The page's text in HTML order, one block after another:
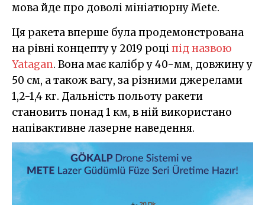
мова йде про доволі мініатюрну Mete.
Ця ракета вперше була продемонстрована
на рівні концепту у 2019 роціпід назвою
Yatagan. Вона має калібр у 40-мм, довжину у
50 см, а також вагу, за різними джерелами
1,2-1,4 кг. Дальність польоту ракети
становить понад 1 км, в ній використано
напівактивне лазерне наведення.